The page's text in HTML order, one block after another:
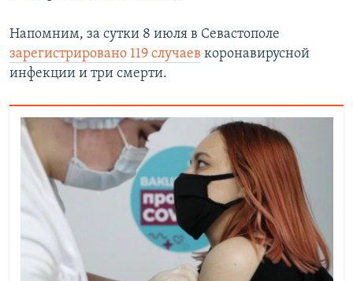
Напомним, за сутки 8 июля в Севастополе
зарегистрировано 119 случаев коронавирусной
инфекции и три смерти.